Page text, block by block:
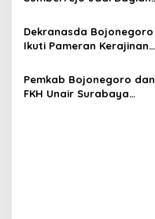
i
n
Bojonegoro
Dekranasda Bojonegoro
Ikuti Pameran Kerajinan
Nyata pada Perajin Lokal
Pemkab Bojonegoro dan
FKH Unair Surabaya